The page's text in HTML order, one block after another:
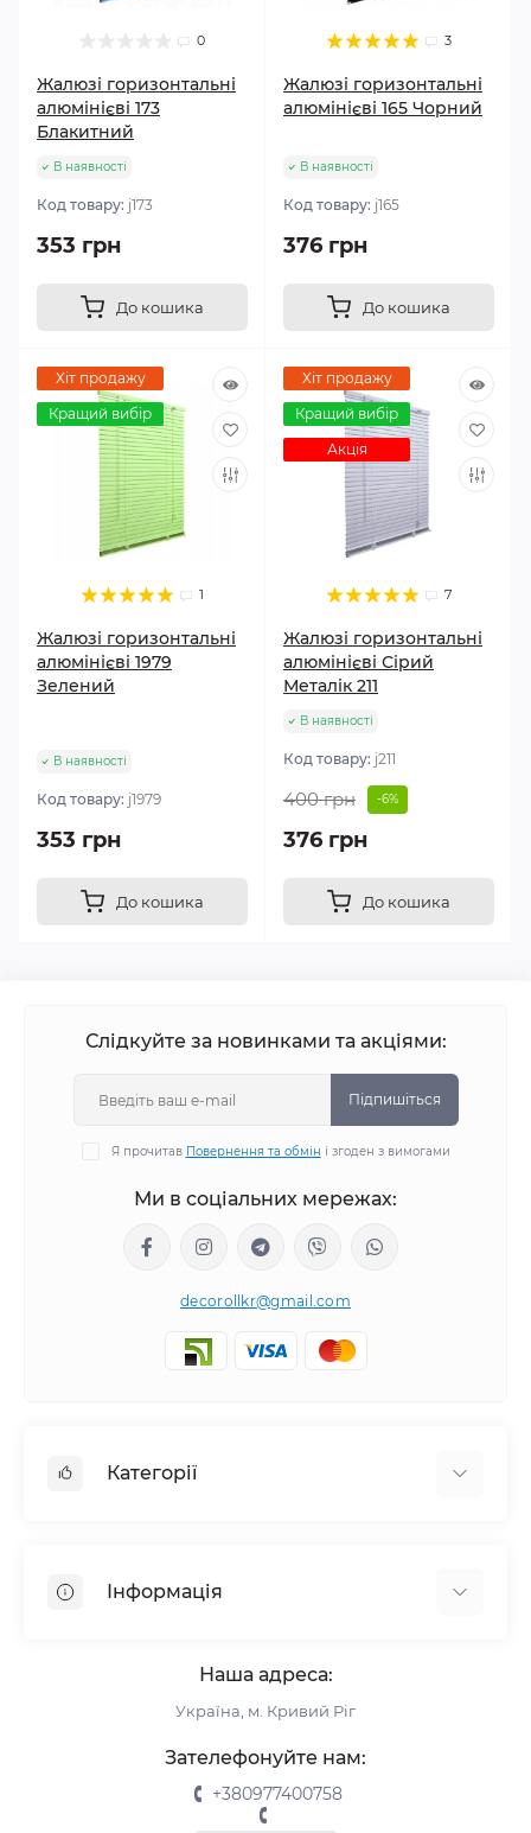
0
Жалюзі горизонтальні
алюмінієві 173
Блакитний
В наявності
Код товару: j173
353 грн
До кошика
3
Жалюзі горизонтальні
алюмінієві 165 Чорний
В наявності
Код товару: j165
376 грн
До кошика
Хіт продажу
Кращий вибір
1
Жалюзі горизонтальні
алюмінієві 1979
Зелений
В наявності
Код товару: j1979
353 грн
До кошика
Хіт продажу
Кращий вибір
Акція
7
Жалюзі горизонтальні
алюмінієві Сірий
Металік 211
В наявності
Код товару: j211
400 грн -6%
376 грн
До кошика
Слідкуйте за новинками та акціями:
Підпишіться
Я прочитав Повернення та обмін і згоден з вимогами
Ми в соціальних мережах:
decorollkr@gmail.com
Категорії
Рулонні штори
Інформація
Інформація для замовлення
Повернення та обмін
Наша адреса:
Україна, м. Кривий Ріг
Зателефонуйте нам:
+380977400758